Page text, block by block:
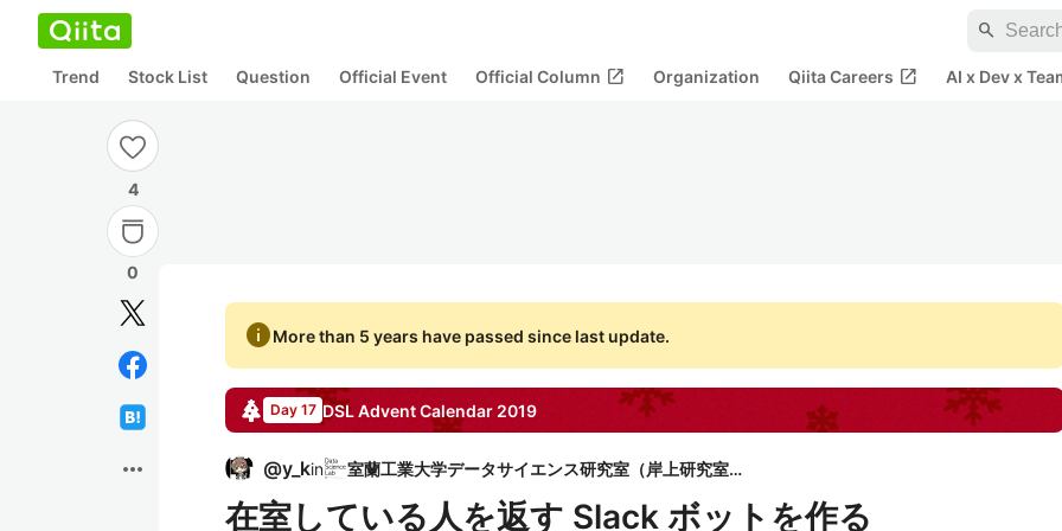
search
Trend Stock List Question Official Event Official Column open_in_new Organization Qiita Careers open_in_new AI x Dev x
4
0
more_horiz
infoMore than 5 years have passed since last update.
Day 17 DSLAdvent Calendar 2019
@y_kin 室蘭工業大学データサイエンス研究室（岸上研究室）
在室している人を返す Slack ボットを作る